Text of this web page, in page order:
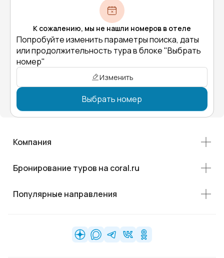
К сожалению, мы не нашли номеров в отеле
Попробуйте изменить параметры поиска, даты
или продолжительность тура в блоке "Выбрать
номер"
Изменить
Выбрать номер
Компания
Бронирование туров на coral.ru
Популярные направления